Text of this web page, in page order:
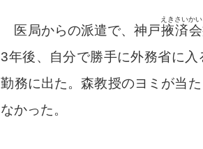
医局からの派遣で、神戸掖済会
えきさいかい
3年後、自分で勝手に外務省に
勤務に出た。森教授のヨミが当
なかった。